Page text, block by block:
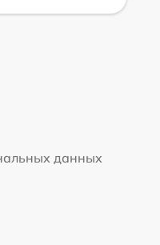
данных